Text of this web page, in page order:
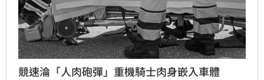
競速淪「人肉砲彈」重機騎士肉身嵌入車體